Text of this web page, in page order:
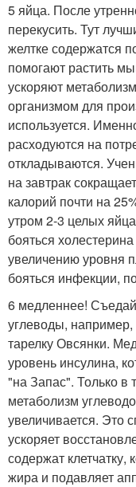
5 яйца. После
перекусить. Тут
желтке содержатся
помогают растить
ускоряют
организмом для
используется.
расходуются на
откладываются.
на завтрак
калорий почти на
утром 2-3 целых
бояться
увеличению уровня
бояться инфекции,
6 медленнее!
углеводы, например,
тарелку Овсянки.
уровень инсулина,
"на Запас". Только в
метаболизм
увеличивается. Это
ускоряет
содержат клетчатку,
жира и подавляет